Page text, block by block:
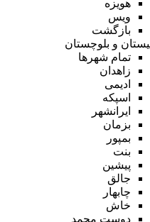
هویزه
ویس
بازگشت
و بلوچستان
تمام شهر‌ها
زاهدان
ادیمی
اسپکه
ایرانشهر
بزمان
بمپور
بنت
پیشین
جالق
چابهار
خاش
دوست محمد